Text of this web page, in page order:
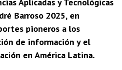
Barroso 2025, en
pioneros a los
de información y el
en América Latina.